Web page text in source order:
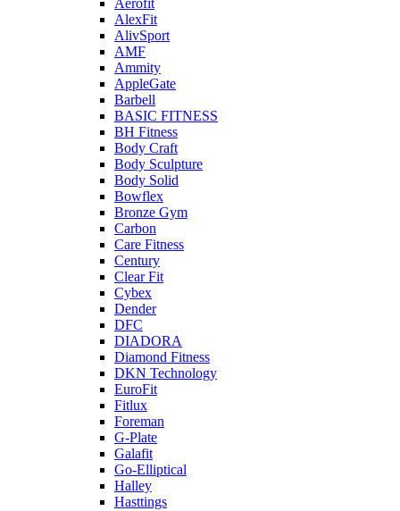
Aerofit
AlexFit
AlivSport
AMF
Ammity
AppleGate
Barbell
BASIC FITNESS
BH Fitness
Body Craft
Body Sculpture
Body Solid
Bowflex
Bronze Gym
Carbon
Care Fitness
Century
Clear Fit
Cybex
Dender
DFC
DIADORA
Diamond Fitness
DKN Technology
EuroFit
Fitlux
Foreman
G-Plate
Galafit
Go-Elliptical
Halley
Hasttings